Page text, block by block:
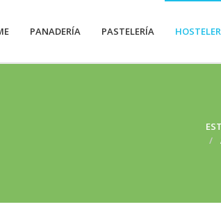
PANADERÍA PASTELERÍA